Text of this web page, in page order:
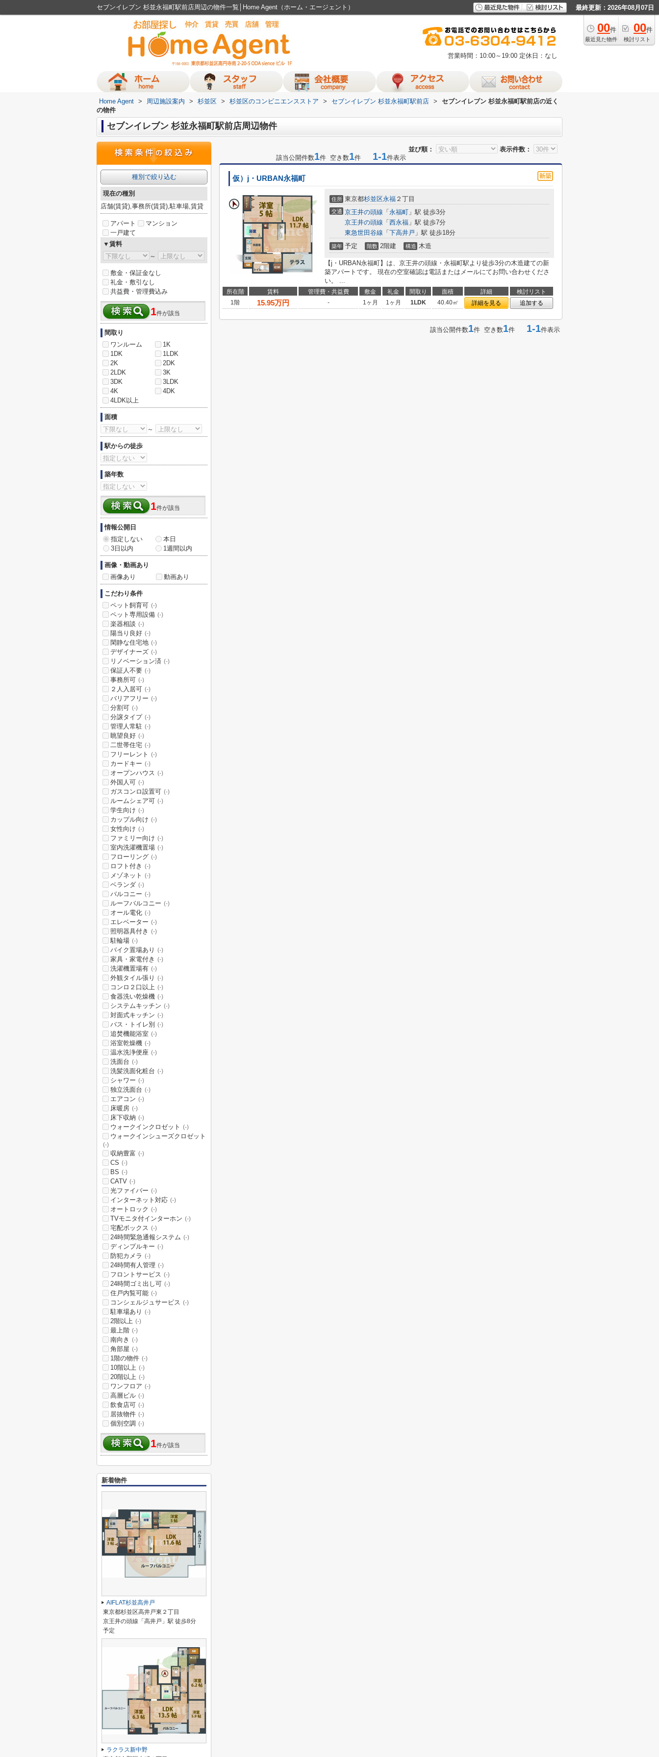
セブンイレブン 杉並永福町駅前店周辺の物件一覧│Home Agent（ホーム・エージェント） 最終更新：2026年08月07日
00件
最近見た物件
00件
検討リスト
営業時間：10:00～19:00 定休日：なし
Home Agent > 周辺施設案内 > 杉並区 > 杉並区のコンビニエンスストア > セブンイレブン 杉並永福町駅前店 >
セブンイレブン 杉並永福町駅前店の近く
の物件
セブンイレブン 杉並永福町駅前店周辺物件
並び順：
表示件数：
該当公開件数1件 空き数1件 1-1件表示
仮）j・URBAN永福町
住所 東京都杉並区永福 ２丁目
交通 京王井の頭線 「 永福町 」駅 徒歩3分
京王井の頭線 「 西永福 」駅 徒歩7分
東急世田谷線 「 下高井戸 」駅 徒歩18分
築年 予定 階数 2階建 構造 木造
【j・URBAN永福町】は、京王井の頭線・永福町駅より徒歩3分の木造建ての新
築アパートです。 現在の空室確認は電話またはメールにてお問い合わせくださ
い。 ...
所在階 賃料 管理費・共益費 敷金 礼金 間取り 面積 詳細
検討リスト
1階
15.95万円 - 1ヶ月 1ヶ月 1LDK 40.40㎡ 詳細を見る 追加する
該当公開件数1件 空き数1件 1-1件表示
種別で絞り込む
現在の種別
店舗(賃貸),事務所(賃貸),駐車場,賃貸
アパート
マンション
一戸建て
▼賃料
～
敷金・保証金なし
礼金・敷引なし
共益費・管理費込み
1件が該当
間取り
ワンルーム
1K
1DK
1LDK
2K
2DK
2LDK
3K
3DK
3LDK
4K
4DK
4LDK以上
面積
～
駅からの徒歩
築年数
1件が該当
情報公開日
指定しない
本日
3日以内
1週間以内
画像・動画あり
画像あり
動画あり
こだわり条件
ペット飼育可 (-)
ペット専用設備 (-)
楽器相談 (-)
陽当り良好 (-)
閑静な住宅地 (-)
デザイナーズ (-)
リノベーション済 (-)
保証人不要 (-)
事務所可 (-)
２人入居可 (-)
バリアフリー (-)
分割可 (-)
分譲タイプ (-)
管理人常駐 (-)
眺望良好 (-)
二世帯住宅 (-)
フリーレント (-)
カードキー (-)
オープンハウス (-)
外国人可 (-)
ガスコンロ設置可 (-)
ルームシェア可 (-)
学生向け (-)
カップル向け (-)
女性向け (-)
ファミリー向け (-)
室内洗濯機置場 (-)
フローリング (-)
ロフト付き (-)
メゾネット (-)
ベランダ (-)
バルコニー (-)
ルーフバルコニー (-)
オール電化 (-)
エレベーター (-)
照明器具付き (-)
駐輪場 (-)
バイク置場あり (-)
家具・家電付き (-)
洗濯機置場有 (-)
外観タイル張り (-)
コンロ２口以上 (-)
食器洗い乾燥機 (-)
システムキッチン (-)
対面式キッチン (-)
バス・トイレ別 (-)
追焚機能浴室 (-)
浴室乾燥機 (-)
温水洗浄便座 (-)
洗面台 (-)
洗髪洗面化粧台 (-)
シャワー (-)
独立洗面台 (-)
エアコン (-)
床暖房 (-)
床下収納 (-)
ウォークインクロゼット (-)
ウォークインシューズクロゼット
(-)
収納豊富 (-)
CS (-)
BS (-)
CATV (-)
光ファイバー (-)
インターネット対応 (-)
オートロック (-)
TVモニタ付インターホン (-)
宅配ボックス (-)
24時間緊急通報システム (-)
ディンプルキー (-)
防犯カメラ (-)
24時間有人管理 (-)
フロントサービス (-)
24時間ゴミ出し可 (-)
住戸内覧可能 (-)
コンシェルジュサービス (-)
駐車場あり (-)
2階以上 (-)
最上階 (-)
南向き (-)
角部屋 (-)
1階の物件 (-)
10階以上 (-)
20階以上 (-)
ワンフロア (-)
高層ビル (-)
飲食店可 (-)
居抜物件 (-)
個別空調 (-)
1件が該当
新着物件
AIFLAT杉並高井戸
東京都杉並区高井戸東２丁目
京王井の頭線「高井戸」駅 徒歩8分
予定
ラクラス新中野